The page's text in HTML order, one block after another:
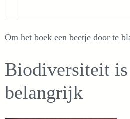
Om het boek een beetje door te
Biodiversiteit is
belangrijk